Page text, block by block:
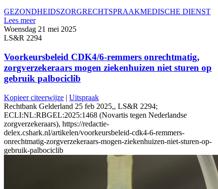
GEZONDHEIDSZORGRECHTSPRAAKMEDISCHE DIENST
Lees meer
Woensdag 21 mei 2025
LS&R 2294
Voorkeursbeleid CDK4/6-remmers onrechtmatig,
zorgverzekeraars mogen ziekenhuizen niet sturen op
gebruik palbociclib
Kopieer citeerwijze | Uitspraak
Rechtbank Gelderland 25 feb 2025,, LS&R 2294;
ECLI:NL:RBGEL:2025:1468 (Novartis tegen Nederlandse
zorgverzekeraars), https://redactie-
delex.cshark.nl/artikelen/voorkeursbeleid-cdk4-6-remmers-
onrechtmatig-zorgverzekeraars-mogen-ziekenhuizen-niet-sturen-op-
gebruik-palbociclib